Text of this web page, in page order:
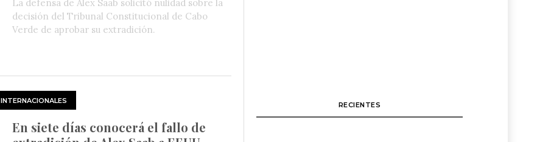
La defensa de Álex Saab solicitó nulidad sobre la
decisión del Tribunal Constitucional de Cabo
Verde de aprobar su extradición.
INTERNACIONALES
En siete días conocerá el fallo de
RECIENTES